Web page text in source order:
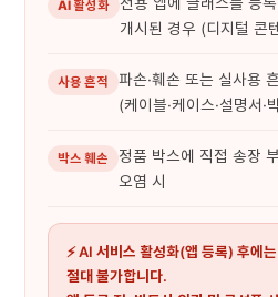
AI 활성화
개시된 경우 (디지털 콘
사용 흔적
파손·훼손 또는 실사용
(케이블·케이스·설명서·
박스 훼손
정품 박스에 직접 송장
오염 시
⚡ AI 서비스 활성화(앱 등록) 후에
절대 불가합니다.